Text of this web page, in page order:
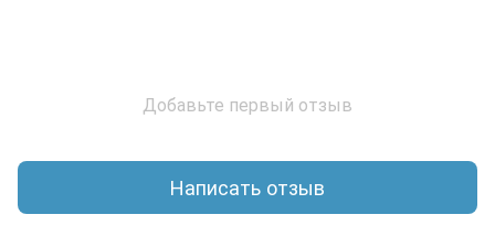
Добавьте первый отзыв
Написать отзыв